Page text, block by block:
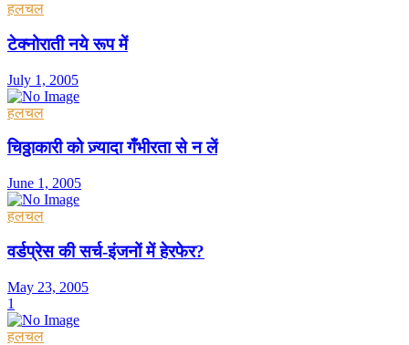
हलचल
टेक्नोराती नये रूप में
July 1, 2005
हलचल
चिठ्ठाकारी को ज़्यादा गँभीरता से न लें
June 1, 2005
हलचल
वर्डप्रेस की सर्च-इंजनों में हेरफेर?
May 23, 2005
1
हलचल